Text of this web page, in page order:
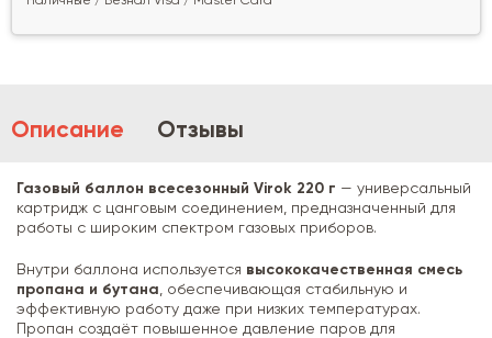
Описание Отзывы
Газовый баллон всесезонный Virok 220 г — универсальный
картридж с цанговым соединением, предназначенный для
работы с широким спектром газовых приборов.
Внутри баллона используется высококачественная смесь
пропана и бутана , обеспечивающая стабильную и
эффективную работу даже при низких температурах.
Пропан создаёт повышенное давление паров для